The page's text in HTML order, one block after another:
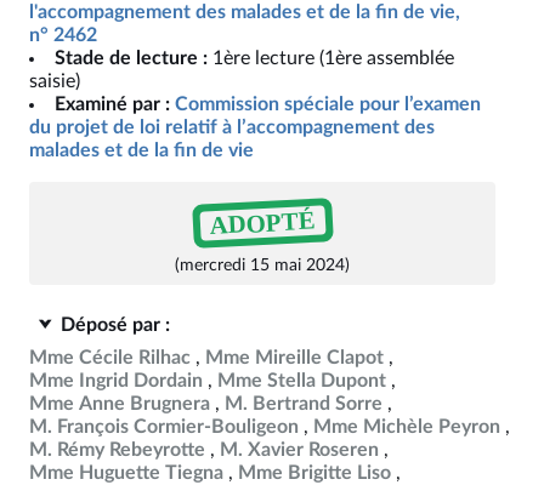
l'accompagnement des malades et de la fin de vie,
n° 2462
Stade de lecture : 1ère lecture (1ère assemblée
saisie)
Examiné par : Commission spéciale pour l’examen
du projet de loi relatif à l’accompagnement des
malades et de la fin de vie
ADOPTÉ
(mercredi 15 mai 2024)
Déposé par :
Mme Cécile Rilhac
Mme Mireille Clapot
Mme Ingrid Dordain
Mme Stella Dupont
Mme Anne Brugnera
M. Bertrand Sorre
M. François Cormier-Bouligeon
Mme Michèle Peyron
M. Rémy Rebeyrotte
M. Xavier Roseren
Mme Huguette Tiegna
Mme Brigitte Liso